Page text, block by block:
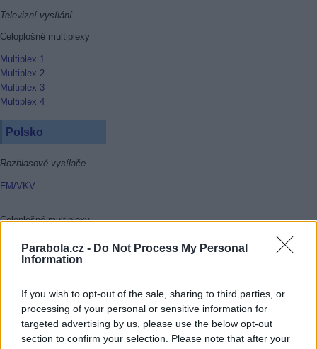
Parabola.cz - Do Not Process My Personal
Information
If you wish to opt-out of the sale, sharing to third parties, or
processing of your personal or sensitive information for
targeted advertising by us, please use the below opt-out
section to confirm your selection. Please note that after your
Televizní vysílání
Celoplošné multiplexy
Multiplex 1
Multiplex 2
Multiplex 3
Multiplex 4
Polsko
Rozhlasové vysílače
FM/VKV
Celoplošné multiplexy
Multiplex 1
Multiplex 2
Multiplex 6
Multiplex 8
Rakousko